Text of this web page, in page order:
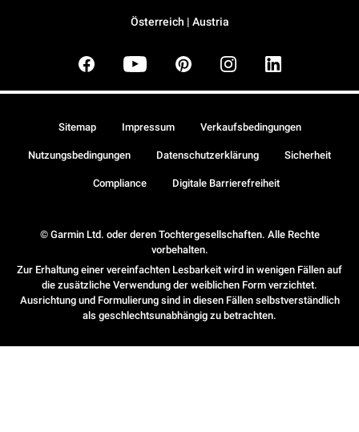
Österreich | Austria
© Garmin Ltd. oder deren Tochtergesellschaften. Alle Rechte
vorbehalten.
Zur Erhaltung einer vereinfachten Lesbarkeit wird in wenigen Fällen auf
die zusätzliche Verwendung der weiblichen Form verzichtet.
Ausrichtung und Formulierung sind in diesen Fällen selbstverständlich
als geschlechtsunabhängig zu betrachten.
Sitemap Impressum Verkaufsbedingungen
Nutzungsbedingungen Datenschutzerklärung Sicherheit
Compliance Digitale Barrierefreiheit